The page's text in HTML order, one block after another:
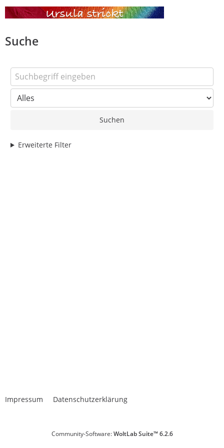
Suche
Suchen
Erweiterte Filter
Impressum Datenschutzerklärung
Community-Software:WoltLab Suite™ 6.2.6